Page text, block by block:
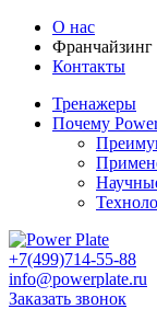
О нас
Франчайзинг
Контакты
Тренажеры
Почему
+7(499)714-55-88
info@powerplate.ru
Заказать звонок